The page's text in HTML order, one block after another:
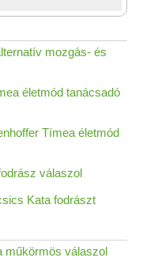
mozgás- és
életmód tanácsadó
Tímea életmód
válaszol
Kata fodrászt
műkörmös válaszol